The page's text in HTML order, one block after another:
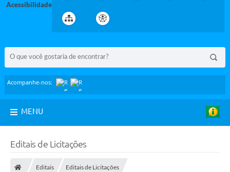
Acessibilidade
Acompanhe-nos:
MENU
Editais de Licitações
Editais Editais de Licitações